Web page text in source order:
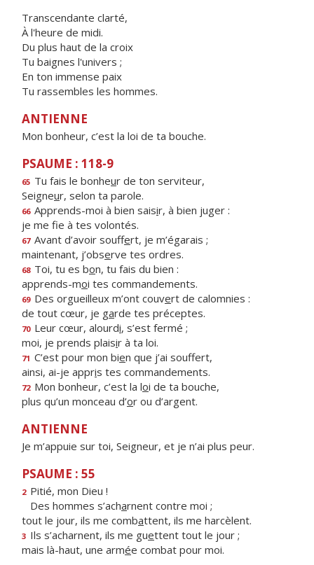
Transcendante clarté,
À l'heure de midi.
Du plus haut de la croix
Tu baignes l'univers ;
En ton immense paix
Tu rassembles les hommes.
ANTIENNE
Mon bonheur, c’est la loi de ta bouche.
PSAUME : 118-9
65 Tu fais le bonheur de ton serviteur,
Seigneur, selon ta parole.
66 Apprends-moi à bien saisir, à bien juger :
je me fe à tes volontés.
67 Avant d’avoir souffert, je m’égarais ;
maintenant, j’observe tes ordres.
68 Toi, tu es bon, tu fais du bien :
apprends-moi tes commandements.
69 Des orgueilleux m’ont couvert de calomnies :
de tout cœur, je garde tes préceptes.
70 Leur cœur, alourdi, s’est fermé ;
moi, je prends plaisir à ta loi.
71 C’est pour mon bien que j’ai souffert,
ainsi, ai-je appris tes commandements.
72 Mon bonheur, c’est la loi de ta bouche,
plus qu’un monceau d’or ou d’argent.
ANTIENNE
Je m’appuie sur toi, Seigneur, et je n’ai plus peur.
PSAUME : 55
2 Pitié, mon Dieu !
Des hommes s’acharnent contre moi ;
tout le jour, ils me combattent, ils me harcèlent.
3 Ils s’acharnent, ils me guettent tout le jour ;
mais là-haut, une armée combat pour moi.